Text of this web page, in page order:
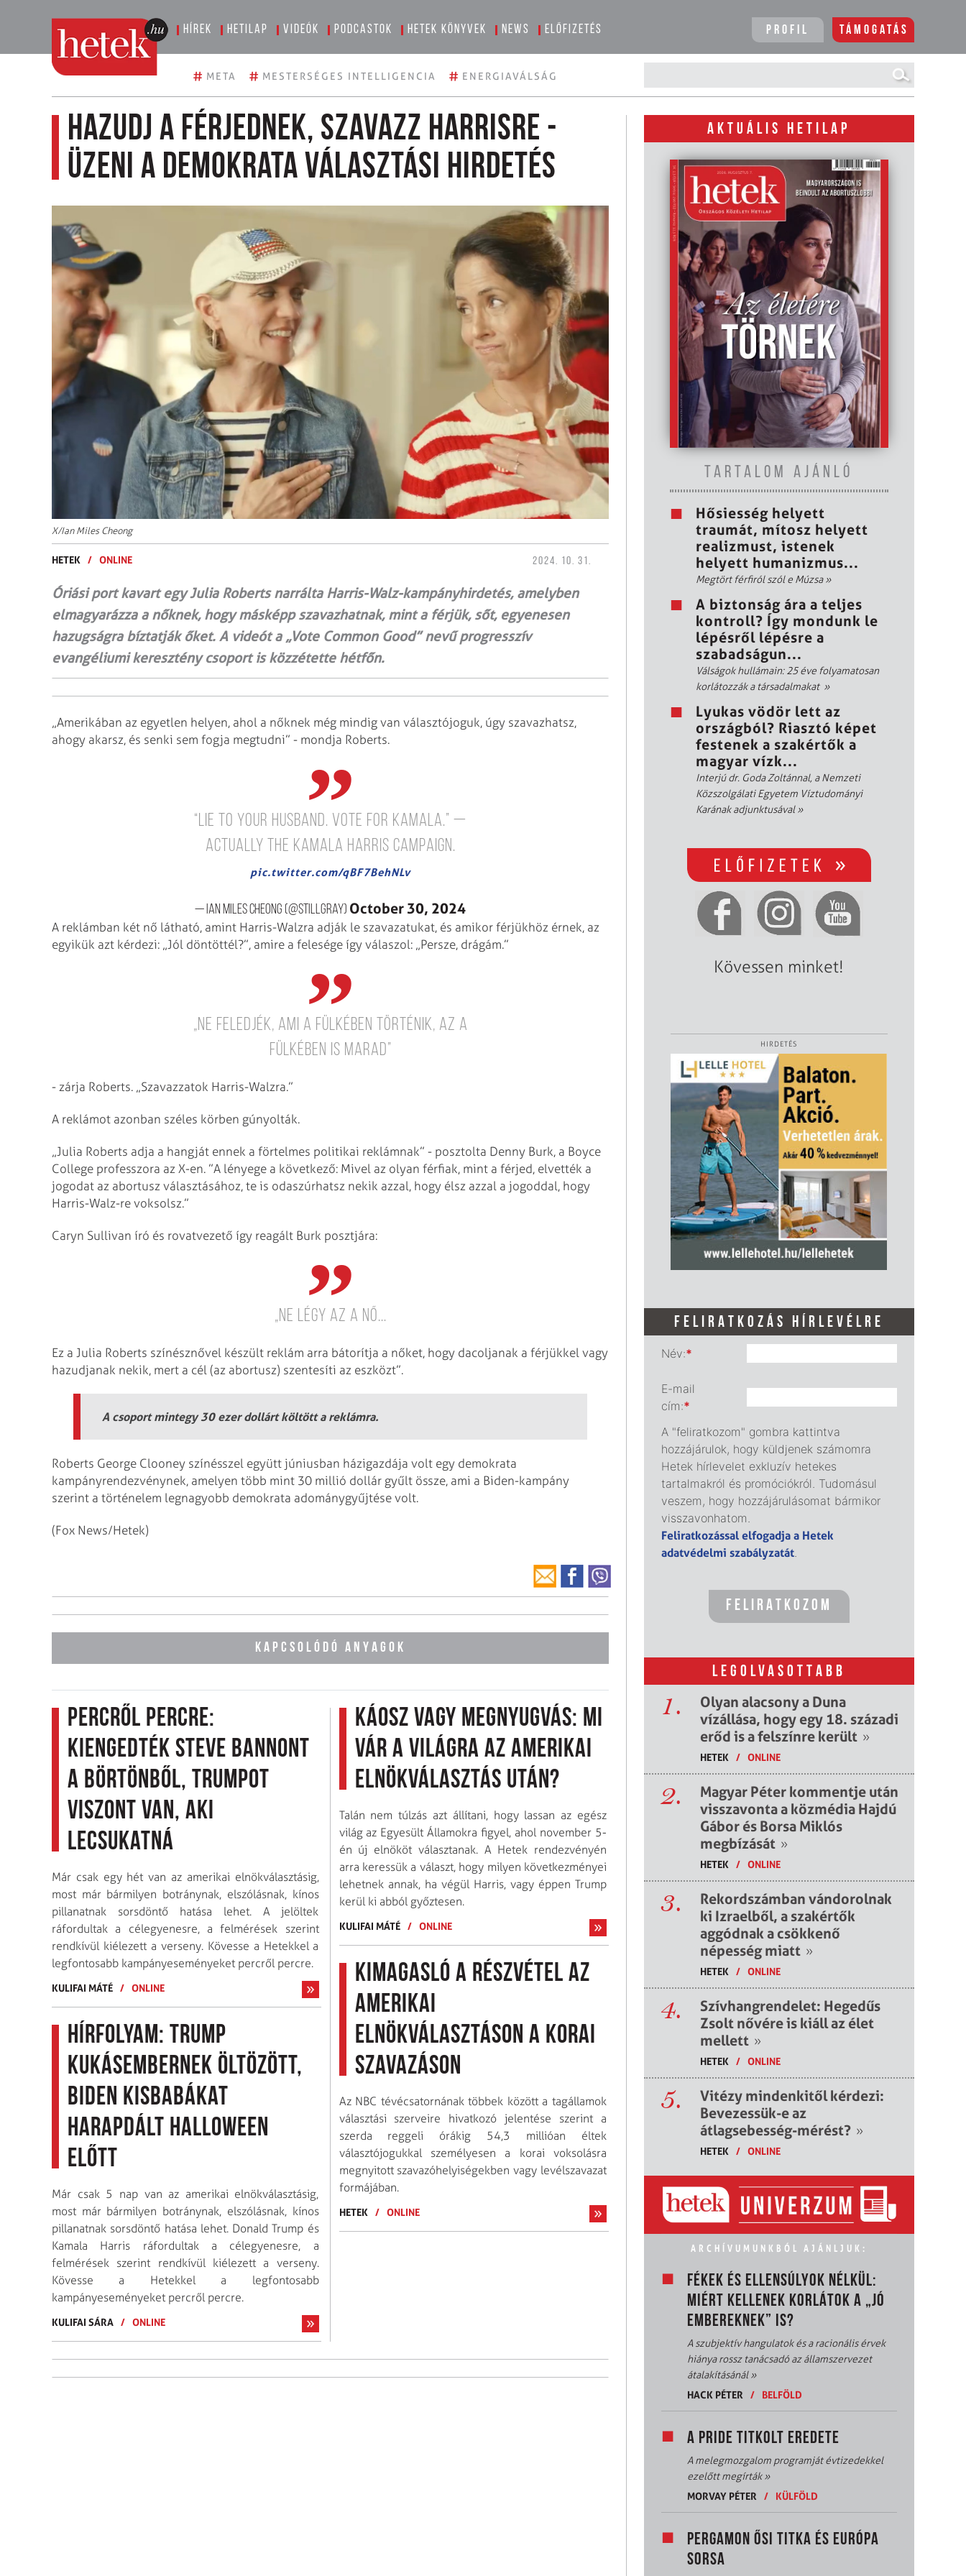
Hírek Hetilap Videók Podcastok Hetek könyvek News Előfizetés Profil Támogatás
# META # MESTERSÉGES INTELLIGENCIA # ENERGIAVÁLSÁG
Hazudj a férjednek, szavazz Harrisre -
üzeni a demokrata választási hirdetés
X/Ian Miles Cheong
HETEK / ONLINE 2024. 10. 31.
Óriási port kavart egy Julia Roberts narrálta Harris-Walz-kampányhirdetés, amelyben
elmagyarázza a nőknek, hogy másképp szavazhatnak, mint a férjük, sőt, egyenesen
hazugságra bíztatják őket. A videót a „Vote Common Good” nevű progresszív
evangéliumi keresztény csoport is közzétette hétfőn.
„Amerikában az egyetlen helyen, ahol a nőknek még mindig van választójoguk, úgy szavazhatsz,
ahogy akarsz, és senki sem fogja megtudni” - mondja Roberts.
“Lie to your husband. Vote for Kamala.” —
actually the Kamala Harris campaign.
pic.twitter.com/qBF7BehNLv
— Ian Miles Cheong (@stillgray) October 30, 2024
A reklámban két nő látható, amint Harris-Walzra adják le szavazatukat, és amikor férjükhöz érnek, az
egyikük azt kérdezi: „Jól döntöttél?”, amire a felesége így válaszol: „Persze, drágám.”
„Ne feledjék, ami a fülkében történik, az a
fülkében is marad”
- zárja Roberts. „Szavazzatok Harris-Walzra.”
A reklámot azonban széles körben gúnyolták.
„Julia Roberts adja a hangját ennek a förtelmes politikai reklámnak” - posztolta Denny Burk, a Boyce
College professzora az X-en. ”A lényege a következő: Mivel az olyan férfiak, mint a férjed, elvették a
jogodat az abortusz választásához, te is odaszúrhatsz nekik azzal, hogy élsz azzal a jogoddal, hogy
Harris-Walz-re voksolsz.”
Caryn Sullivan író és rovatvezető így reagált Burk posztjára:
„Ne légy az a nő...
Ez a Julia Roberts színésznővel készült reklám arra bátorítja a nőket, hogy dacoljanak a férjükkel vagy
hazudjanak nekik, mert a cél (az abortusz) szentesíti az eszközt”.
A csoport mintegy 30 ezer dollárt költött a reklámra.
Roberts George Clooney színésszel együtt júniusban házigazdája volt egy demokrata
kampányrendezvénynek, amelyen több mint 30 millió dollár gyűlt össze, ami a Biden-kampány
szerint a történelem legnagyobb demokrata adománygyűjtése volt.
(Fox News/Hetek)
KAPCSOLÓDÓ ANYAGOK
Percről percre:
Kiengedték Steve Bannont
a börtönből, Trumpot
viszont van, aki
lecsukatná
Már csak egy hét van az amerikai elnökválasztásig,
most már bármilyen botránynak, elszólásnak, kínos
pillanatnak sorsdöntő hatása lehet. A jelöltek
ráfordultak a célegyenesre, a felmérések szerint
rendkívül kiélezett a verseny. Kövesse a Hetekkel a
legfontosabb kampányeseményeket percről percre.
KULIFAI MÁTÉ / ONLINE
Hírfolyam: Trump
kukásembernek öltözött,
Biden kisbabákat
harapdált halloween
előtt
Már csak 5 nap van az amerikai elnökválasztásig,
most már bármilyen botránynak, elszólásnak, kínos
pillanatnak sorsdöntő hatása lehet. Donald Trump és
Kamala Harris ráfordultak a célegyenesre, a
felmérések szerint rendkívül kiélezett a verseny.
Kövesse a Hetekkel a legfontosabb
kampányeseményeket percről percre.
KULIFAI SÁRA / ONLINE
Káosz vagy megnyugvás: Mi
vár a világra az amerikai
elnökválasztás után?
Talán nem túlzás azt állítani, hogy lassan az egész
világ az Egyesült Államokra figyel, ahol november 5-
én új elnököt választanak. A Hetek rendezvényén
arra keressük a választ, hogy milyen következményei
lehetnek annak, ha végül Harris, vagy éppen Trump
kerül ki abból győztesen.
KULIFAI MÁTÉ / ONLINE
Kimagasló a részvétel az
amerikai
elnökválasztáson a korai
szavazáson
Az NBC tévécsatornának többek között a tagállamok
választási szerveire hivatkozó jelentése szerint a
szerda reggeli órákig 54,3 millióan éltek
választójogukkal személyesen a korai voksolásra
megnyitott szavazóhelyiségekben vagy levélszavazat
formájában.
HETEK / ONLINE
AKTUÁLIS HETILAP
TARTALOM AJÁNLÓ
Hősiesség helyett
traumát, mítosz helyett
realizmust, istenek
helyett humanizmus...
Megtört férfiról szól e Múzsa»
A biztonság ára a teljes
kontroll? Így mondunk le
lépésről lépésre a
szabadságun...
Válságok hullámain: 25 éve folyamatosan
korlátozzák a társadalmakat »
Lyukas vödör lett az
országból? Riasztó képet
festenek a szakértők a
magyar vízk...
Interjú dr. Goda Zoltánnal, a Nemzeti
Közszolgálati Egyetem Víztudományi
Karának adjunktusával»
Kövessen minket!
HIRDETÉS
FELIRATKOZÁS HÍRLEVÉLRE
Név:*
E-mail
cím:*
A "feliratkozom" gombra kattintva
hozzájárulok, hogy küldjenek számomra
Hetek hírlevelet exkluzív hetekes
tartalmakról és promóciókról. Tudomásul
veszem, hogy hozzájárulásomat bármikor
visszavonhatom.
Feliratkozással elfogadja a Hetek
adatvédelmi szabályzatát
LEGOLVASOTTABB
1.
Olyan alacsony a Duna
vízállása, hogy egy 18. századi
erőd is a felszínre került »
HETEK / ONLINE
2.
Magyar Péter kommentje után
visszavonta a közmédia Hajdú
Gábor és Borsa Miklós
megbízását »
HETEK / ONLINE
3.
Rekordszámban vándorolnak
ki Izraelből, a szakértők
aggódnak a csökkenő
népesség miatt »
HETEK / ONLINE
4.
Szívhangrendelet: Hegedűs
Zsolt nővére is kiáll az élet
mellett »
HETEK / ONLINE
5.
Vitézy mindenkitől kérdezi:
Bevezessük-e az
átlagsebesség-mérést? »
HETEK / ONLINE
ARCHÍVUMUNKBÓL AJÁNLJUK:
FÉKEK ÉS ELLENSÚLYOK NÉLKÜL:
MIÉRT KELLENEK KORLÁTOK A „JÓ
EMBEREKNEK” IS?
A szubjektív hangulatok és a racionális érvek
hiánya rossz tanácsadó az államszervezet
átalakításánál»
HACK PÉTER
/ BELFÖLD
A PRIDE TITKOLT EREDETE
A melegmozgalom programját évtizedekkel
ezelőtt megírták»
MORVAY PÉTER
/ KÜLFÖLD
PERGAMON ŐSI TITKA ÉS EURÓPA
SORSA